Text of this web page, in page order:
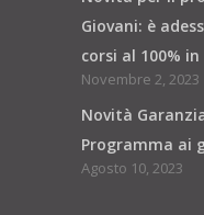
Giovani: è
corsi al 100% in
Novembre 2, 2023
Novità
Programma ai
Agosto 10, 2023